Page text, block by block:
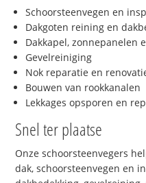
Schoorsteenvegen en
Dakgoten reining en
Dakkapel, zonnepanelen
Gevelreiniging
Nok reparatie en
Bouwen van rookkanalen
Lekkages opsporen en
Snel ter plaatse
Onze schoorsteenvegers
dak, schoorsteenvegen en